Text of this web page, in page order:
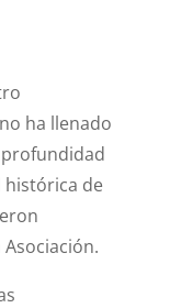
ha llenado
histórica de